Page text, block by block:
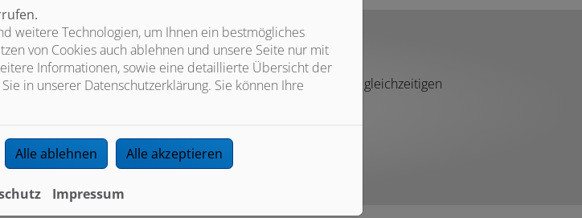
für Sportstätten und Schulenbedürfen der Möglichkeit zur gleichzeitigen
und robuste Produkte gewährleistet.
weitere Technologien, um Ihnen ein bestmögliches
von Cookies auch ablehnen und unsere Seite nur mit
Informationen, sowie eine detaillierte Übersicht der
in unserer Datenschutzerklärung. Sie können Ihre
Alle ablehnen Alle akzeptieren
Impressum